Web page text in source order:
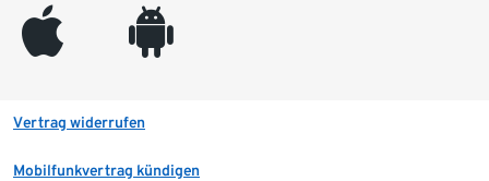
appleinc android
Vertrag widerrufen
Mobilfunkvertrag kündigen